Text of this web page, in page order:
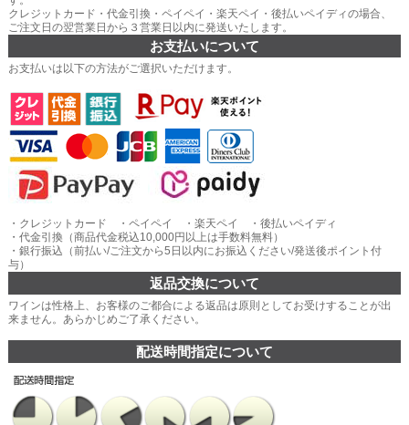
クレジットカード・代金引換・ペイペイ・楽天ペイ・後払いペイディの場合、
ご注文日の翌営業日から３営業日以内に発送いたします。
お支払いについて
お支払いは以下の方法がご選択いただけます。
・クレジットカード ・ペイペイ ・楽天ペイ ・後払いペイディ
・代金引換（商品代金税込10,000円以上は手数料無料）
・銀行振込（前払い/ご注文から5日以内にお振込ください/発送後ポイント付
与）
返品交換について
ワインは性格上、お客様のご都合による返品は原則としてお受けすることが出
来ません。あらかじめご了承ください。
配送時間指定について